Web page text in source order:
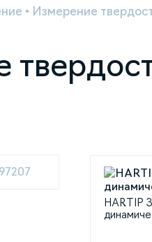
• Измерение
HARTIP